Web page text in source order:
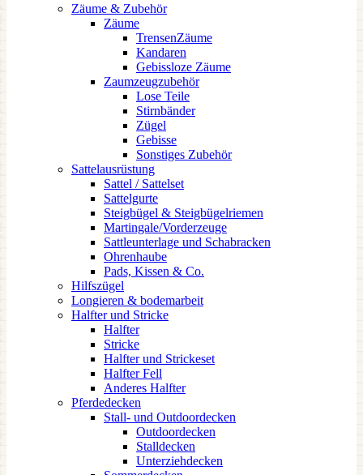
Zäume & Zubehör
Zäume
TrensenZäume
Kandaren
Gebissloze Zäume
Zaumzeugzubehör
Lose Teile
Stirnbänder
Zügel
Gebisse
Sonstiges Zubehör
Sattelausrüstung
Sattel / Sattelset
Sattelgurte
Steigbügel & Steigbügelriemen
Martingale/Vorderzeuge
Sattleunterlage und Schabracken
Ohrenhaube
Pads, Kissen & Co.
Hilfszügel
Longieren & bodemarbeit
Halfter und Stricke
Halfter
Stricke
Halfter und Strickeset
Halfter Fell
Anderes Halfter
Pferdedecken
Stall- und Outdoordecken
Outdoordecken
Stalldecken
Unterziehdecken